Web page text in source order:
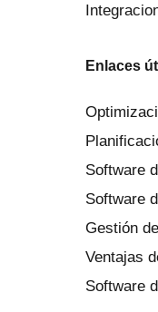
Enlaces
Software
Software
Gestión
Ventajas
Software